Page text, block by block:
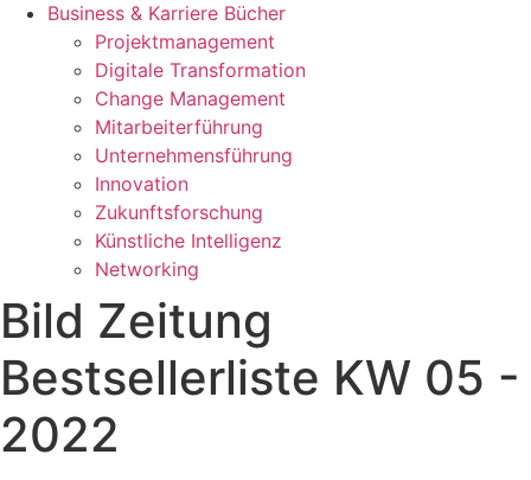
Business & Karriere Bücher
Projektmanagement
Digitale Transformation
Change Management
Mitarbeiterführung
Unternehmensführung
Innovation
Zukunftsforschung
Künstliche Intelligenz
Networking
Bild Zeitung
Bestsellerliste KW 05 -
2022